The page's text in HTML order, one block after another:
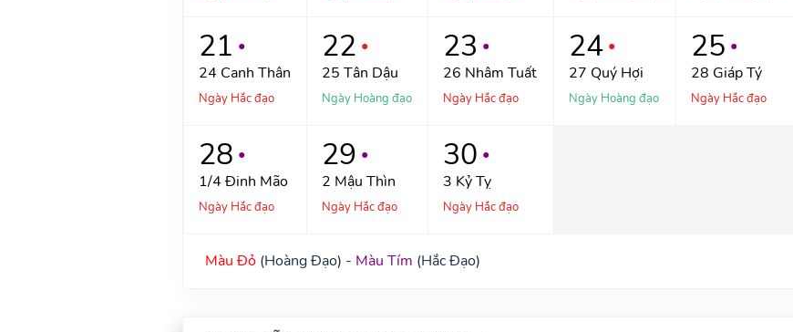
21 ●
24 Canh Thân
Ngày Hắc đạo
22 ●
25 Tân Dậu
Ngày Hoàng đạo
23 ●
26 Nhâm Tuất
Ngày Hắc đạo
24 ●
27 Quý Hợi
Ngày Hoàng đạo
25 ●
28 Giáp Tý
Ngày Hắc đạo
28 ●
1/4 Đinh Mão
Ngày Hắc đạo
29 ●
2 Mậu Thìn
Ngày Hắc đạo
30 ●
3 Kỷ Tỵ
Ngày Hắc đạo
Màu Đỏ(Hoàng Đạo) - Màu Tím (Hắc Đạo)